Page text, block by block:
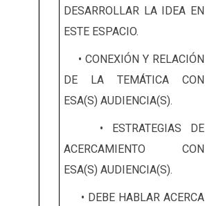
DESARROLLAR LA IDEA EN
ESTE ESPACIO.
• CONEXIÓN Y RELACIÓN
DE LA TEMÁTICA CON
ESA(S) AUDIENCIA(S).
• ESTRATEGIAS DE
ACERCAMIENTO CON
ESA(S) AUDIENCIA(S).
• DEBE HABLAR ACERCA